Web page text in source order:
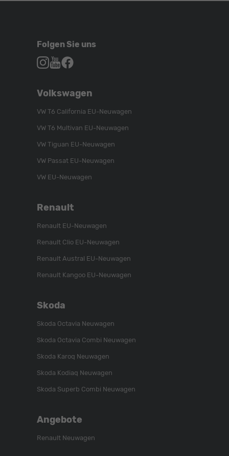
Folgen Sie uns
Autohaus
Sie
Instagram
Autohaus
Sie
unser
Kanal
Sie
Facebook
Volkswagen
VW T6 California EU-Neuwagen
VW T6 Multivan EU-Neuwagen
VW Tiguan EU-Neuwagen
VW Passat EU-Neuwagen
VW EU-Neuwagen
Renault
Renault EU-Neuwagen
Renault Clio EU-Neuwagen
Renault Austral EU-Neuwagen
Renault Kangoo EU-Neuwagen
Skoda
Skoda Octavia Neuwagen
Skoda Octavia Combi Neuwagen
Skoda Karoq Neuwagen
Skoda Kodiaq Neuwagen
Skoda Superb Combi Neuwagen
Angebote
Renault Neuwagen